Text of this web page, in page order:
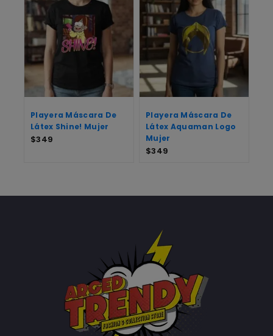
Playera Máscara De
Látex Shine! Mujer
$349
Playera Máscara De
Látex Aquaman Logo
Mujer
$349